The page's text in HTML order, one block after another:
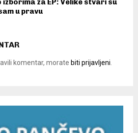
izborima za EP: Velike stvari su
u pravu
komentar, morate biti prijavljeni